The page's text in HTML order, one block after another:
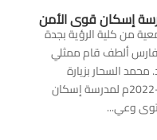
إسكان قوى الأمن
من كلية الرؤية بجدة
فارس ألطف قام ممثلي
السحار بزيارة
تثقيفية يوم الخميس الموافق 17-2-2022م لمدرسة إسكان
وعي...